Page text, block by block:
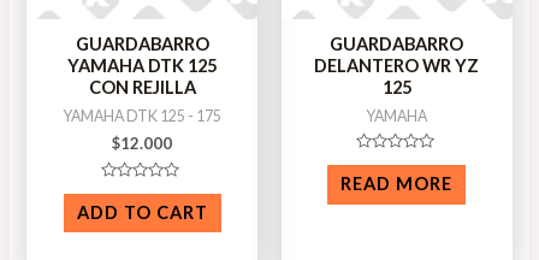
GUARDABARRO
YAMAHA DTK 125
CON REJILLA
YAMAHA DTK 125 - 175
$12.000
Rated
0
out
of
ADD TO CART
GUARDABARRO
DELANTERO WR YZ
125
YAMAHA
Rated
0
out
of
READ MORE